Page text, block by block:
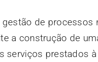
gestão de
a construção de
serviços prestados